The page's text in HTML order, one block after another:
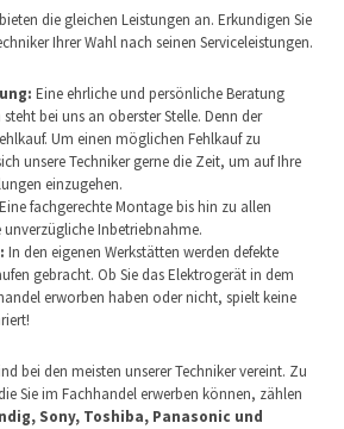
die gleichen Leistungen an. Erkundigen Sie
Ihrer Wahl nach seinen Serviceleistungen.
Eine ehrliche und persönliche Beratung
bei uns an oberster Stelle. Denn der
Um einen möglichen Fehlkauf zu
unsere Techniker gerne die Zeit, um auf Ihre
einzugehen.
Eine fachgerechte Montage bis hin zu allen
Inbetriebnahme.
In den eigenen Werkstätten werden defekte
gebracht. Ob Sie das Elektrogerät in dem
erworben haben oder nicht, spielt keine
bei den meisten unserer Techniker vereint. Zu
Sie im Fachhandel erwerben können, zählen
Sony, Toshiba, Panasonic und